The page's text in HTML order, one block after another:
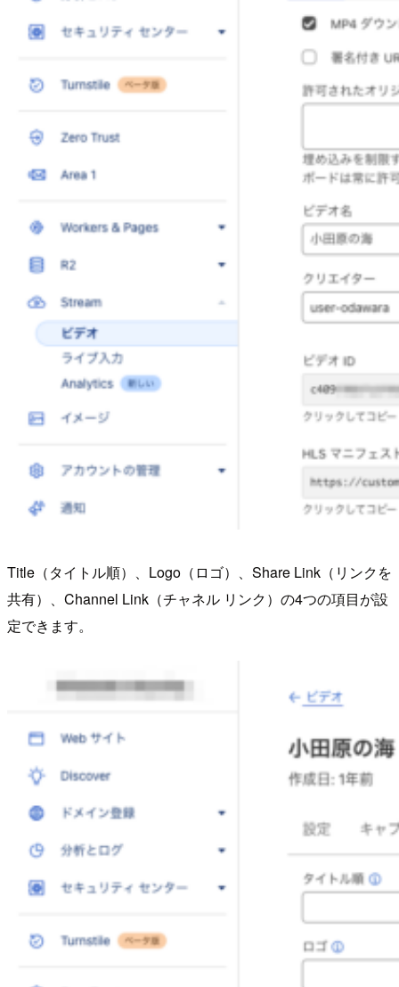
Title（タイトル順）、Logo（ロゴ）、Share Link（リンクを
共有）、Channel Link（チャネル リンク）の4つの項目が設
定できます。